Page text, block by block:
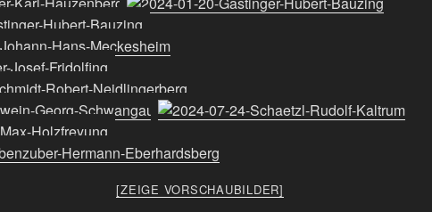
[ZEIGE VORSCHAUBILDER]